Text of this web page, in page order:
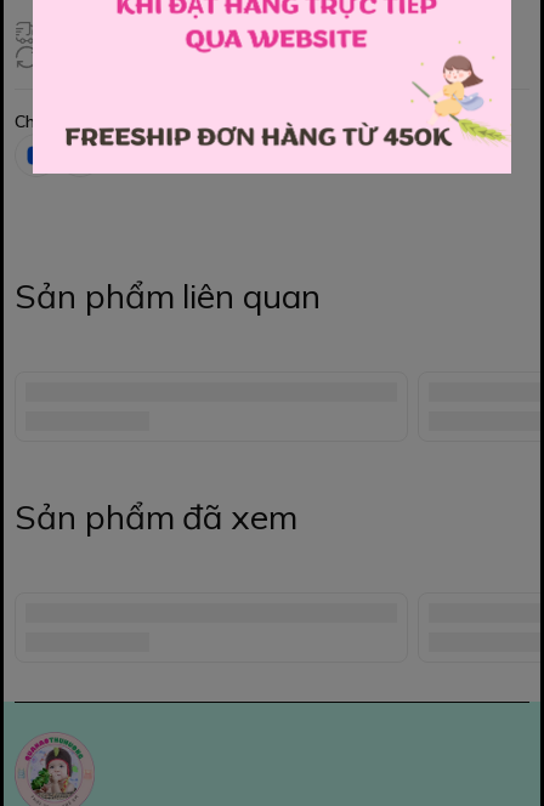
Giao hàng toàn quốc
Đổi hàng 3 ngày (HCM), 7 ngày (Tỉnh)
Chia sẻ
Sản phẩm liên quan
Sản phẩm đã xem